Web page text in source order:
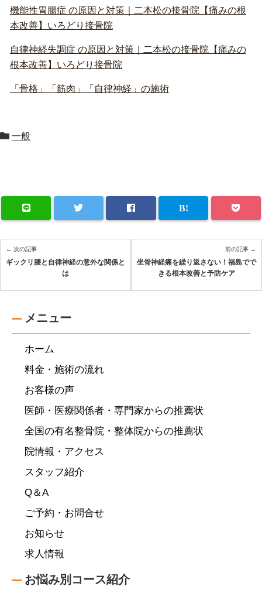
機能性胃腸症 の原因と対策｜二本松の接骨院【痛みの根
本改善】いろどり接骨院
自律神経失調症 の原因と対策｜二本松の接骨院【痛みの
根本改善】いろどり接骨院
「骨格」「筋肉」「自律神経」の施術
一般
← 次の記事
ギックリ腰と自律神経の意外な関係と
は
前の記事 →
坐骨神経痛を繰り返さない！福島でで
きる根本改善と予防ケア
メニュー
ホーム
料金・施術の流れ
お客様の声
医師・医療関係者・専門家からの推薦状
全国の有名整骨院・整体院からの推薦状
院情報・アクセス
スタッフ紹介
Q＆A
ご予約・お問合せ
お知らせ
求人情報
お悩み別コース紹介